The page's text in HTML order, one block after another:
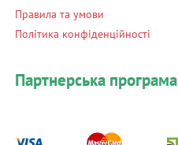
Правила та умови
Політика конфіденційності
Партнерська програма